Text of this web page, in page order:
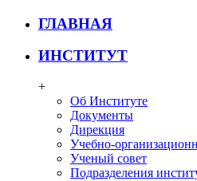
ГЛАВНАЯ
ИНСТИТУТ
+
Об Институте
Документы
Дирекция
Учебно-
Ученый совет
Подразделения